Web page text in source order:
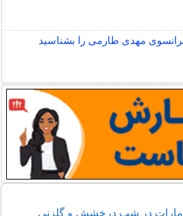
مهدی طارمی را بشناسید
امارات در شب درخشش و گلزنی